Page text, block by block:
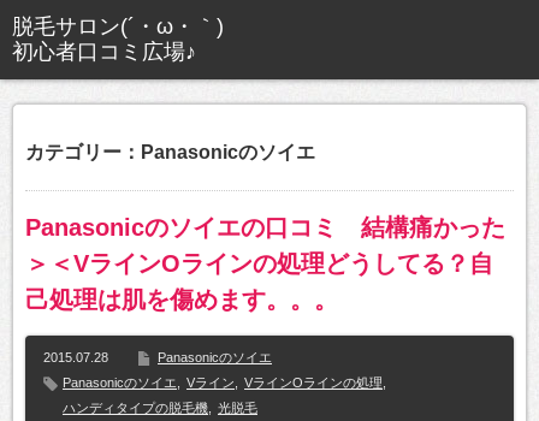
カテゴリー：Panasonicのソイエ
Panasonicのソイエの口コミ 結構痛かった
＞＜VラインOラインの処理どうしてる？自
己処理は肌を傷めます。。。
2015.07.28
Panasonicのソイエ
Panasonicのソイエ
Vライン VラインOラインの処理
ハンディタイプの脱毛機
光脱毛